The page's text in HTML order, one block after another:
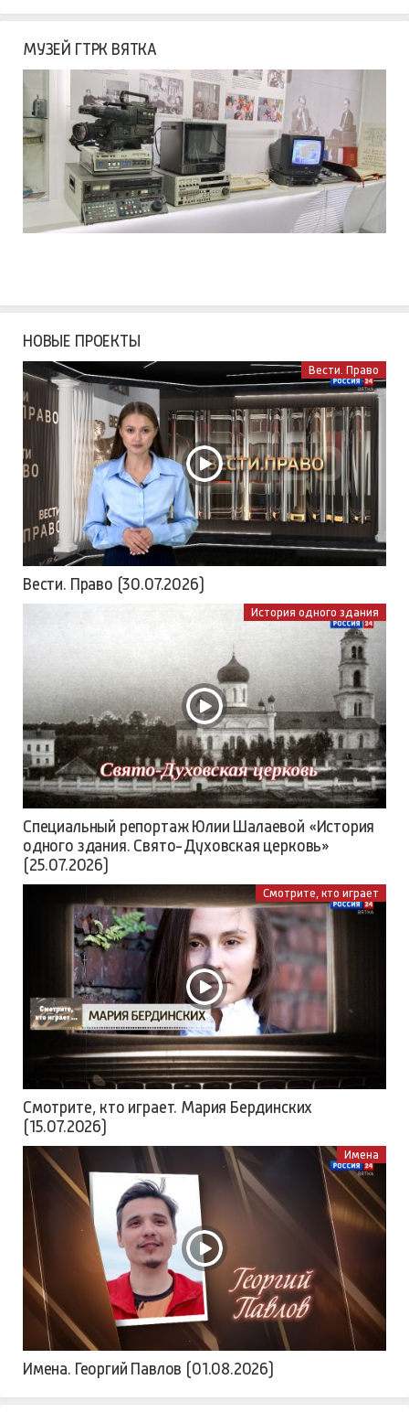
МУЗЕЙ ГТРК ВЯТКА
НОВЫЕ ПРОЕКТЫ
Вести. Право
Вести. Право (30.07.2026)
История одного здания
Специальный репортаж Юлии Шалаевой «История
одного здания. Свято-Духовская церковь»
(25.07.2026)
Смотрите, кто играет
Смотрите, кто играет. Мария Бердинских
(15.07.2026)
Имена
Имена. Георгий Павлов (01.08.2026)